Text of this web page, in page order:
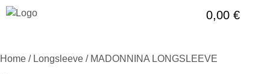
0,00 €
Home / Longsleeve / MADONNINA LONGSLEEVE